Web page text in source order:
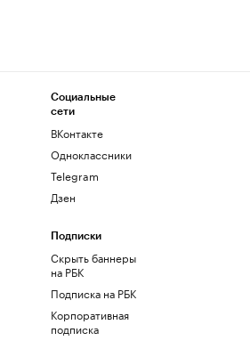
Социальные
сети
ВКонтакте
Одноклассники
Telegram
Дзен
Подписки
Скрыть баннеры
на РБК
Подписка на РБК
Корпоративная
подписка